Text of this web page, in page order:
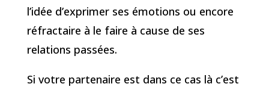
l’idée d’exprimer ses émotions ou encore
réfractaire à le faire à cause de ses
relations passées.
Si votre partenaire est dans ce cas là c’est